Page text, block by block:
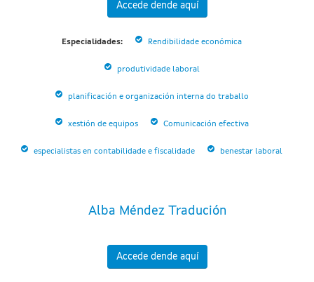
Accede dende aquí
Especialidades: Rendibilidade económica
produtividade laboral
planificación e organización interna do traballo
xestión de equipos Comunicación efectiva
especialistas en contabilidade e fiscalidade benestar laboral
Alba Méndez Tradución
Accede dende aquí